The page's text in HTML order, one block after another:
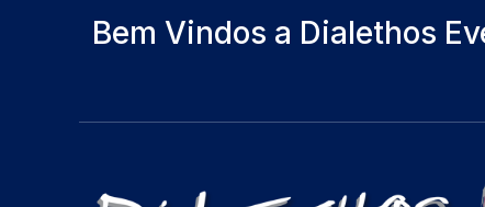
Bem Vindos a Dialethos